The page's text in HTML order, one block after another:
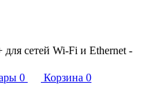
сетей Wi-Fi и Ethernet -
0 Корзина 0